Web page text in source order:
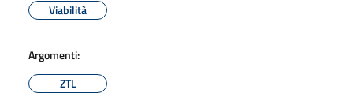
Viabilità
Argomenti:
ZTL